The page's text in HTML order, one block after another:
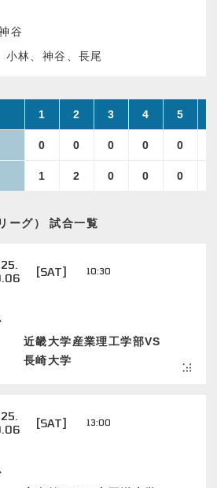
谷
小林、神谷、長尾
1 2 3 4 5
0 0 0 0 0
1 2 0 0 0
ーグ） 試合一覧
[SAT] 10:30
近畿大学産業理工学部VS
長崎大学
[SAT] 13:00